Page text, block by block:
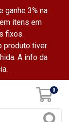
ganhe 3% na
itens em
fixos.
produto tiver
A info da
0